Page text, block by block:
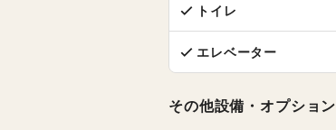
トイレ
エレベーター
その他設備・オプション